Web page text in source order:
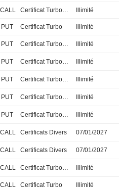
CALL Certificat Turbo Stop Loss Illimité
PUT Certificat Turbo Illimité
PUT Certificat Turbo Stop Loss Illimité
PUT Certificat Turbo Stop Loss Illimité
PUT Certificat Turbo Stop Loss Illimité
PUT Certificat Turbo Stop Loss Illimité
PUT Certificat Turbo Stop Loss Illimité
CALL Certificats Divers 07/01/2027
CALL Certificats Divers 07/01/2027
CALL Certificat Turbo Stop Loss Illimité
CALL Certificat Turbo Illimité